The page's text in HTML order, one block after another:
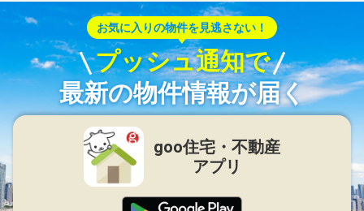
お気に入りの物件を見逃さない！
プッシュ通知で
最新の物件情報が届く
goo住宅・不動産
アプリ